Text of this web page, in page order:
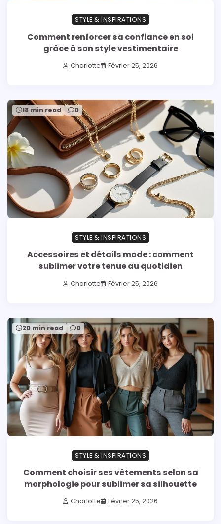
STYLE & INSPIRATIONS
Comment renforcer sa confiance en soi
grâce à son style vestimentaire
Charlotte Février 25, 2026
18 min read 0
STYLE & INSPIRATIONS
Accessoires et détails mode : comment
sublimer votre tenue au quotidien
Charlotte Février 25, 2026
20 min read 0
STYLE & INSPIRATIONS
Comment choisir ses vêtements selon sa
morphologie pour sublimer sa silhouette
Charlotte Février 25, 2026